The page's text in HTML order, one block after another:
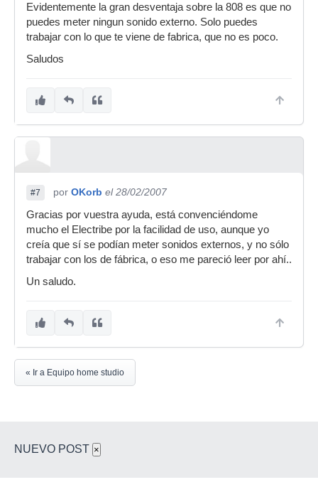
Evidentemente la gran desventaja sobre la 808 es que no
puedes meter ningun sonido externo. Solo puedes
trabajar con lo que te viene de fabrica, que no es poco.
Saludos
#7 por OKorb el 28/02/2007
Gracias por vuestra ayuda, está convenciéndome
mucho el Electribe por la facilidad de uso, aunque yo
creía que sí se podían meter sonidos externos, y no sólo
trabajar con los de fábrica, o eso me pareció leer por ahí..
Un saludo.
« Ir a Equipo home studio
NUEVO POST ×